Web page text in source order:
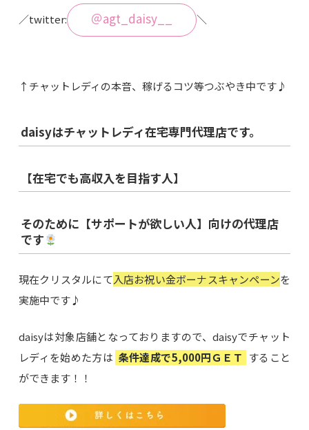
／twitter: ＠agt_daisy__ ＼
↑チャットレディの本音、稼げるコツ等つぶやき中です♪
daisyはチャットレディ在宅専門代理店です。
【在宅でも高収入を目指す人】
そのために【サポートが欲しい人】向けの代理店
です
現在クリスタルにて入店お祝い金ボーナスキャンペーンを
実施中です♪
daisyは対象店舗となっておりますので、daisyでチャット
レディを始めた方は 条件達成で5,000円ＧＥＴ すること
ができます！！